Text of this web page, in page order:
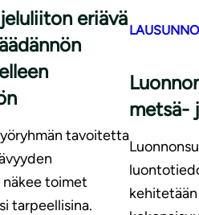
eriävä
tavoitetta
näkee toimet
tarpeellisina.
metsä-